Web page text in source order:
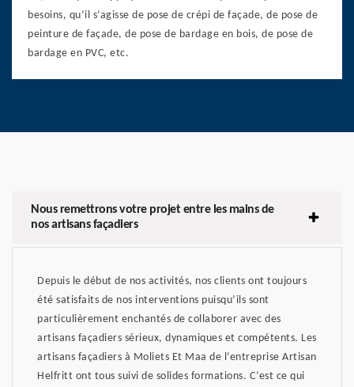
besoins, qu’il s’agisse de pose de crépi de façade, de pose de
peinture de façade, de pose de bardage en bois, de pose de
bardage en PVC, etc.
Nous remettrons votre projet entre les mains de
nos artisans façadiers
Depuis le début de nos activités, nos clients ont toujours
été satisfaits de nos interventions puisqu’ils sont
particulièrement enchantés de collaborer avec des
artisans façadiers sérieux, dynamiques et compétents. Les
artisans façadiers à Moliets Et Maa de l’entreprise Artisan
Helfritt ont tous suivi de solides formations. C’est ce qui